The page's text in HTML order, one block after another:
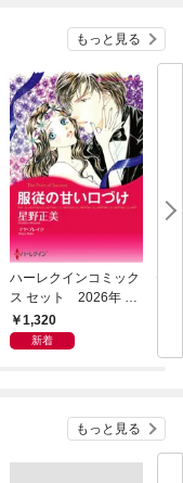
もっと見る
ハーレクインコミック
ス セット 2026年 vo
l.1002
1,320
新着
セ
もっと見る